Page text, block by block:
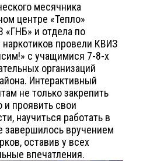
месячника
центре «Тепло»
«ГНБ» и отдела по
провели КВИЗ
с учащимися 7-8-х
организаций
Интерактивный
не только закрепить
и проявить свои
научиться работать в
завершилось вручением
оставив у всех
впечатления.